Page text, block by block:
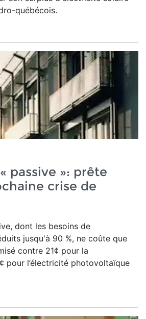
québécois.
passive »: prête
crise de
dont les besoins de
jusqu'à 90 %, ne coûte que
contre 21¢ pour la
pour l’électricité photovoltaïque